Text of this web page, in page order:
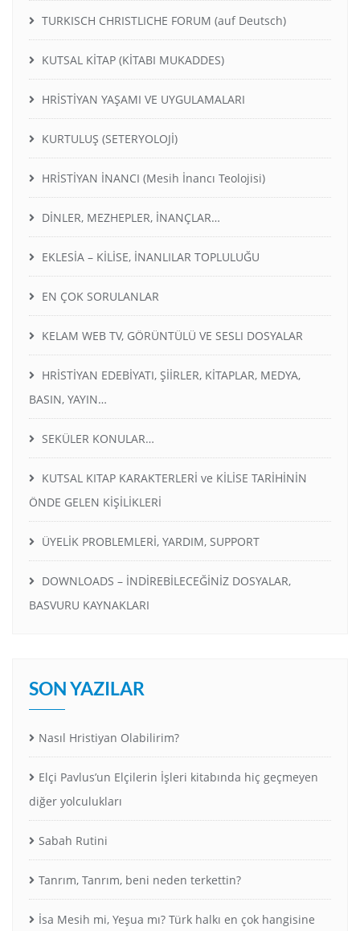
TURKISCH CHRISTLICHE FORUM (auf Deutsch)
KUTSAL KİTAP (KİTABI MUKADDES)
HRİSTİYAN YAŞAMI VE UYGULAMALARI
KURTULUŞ (SETERYOLOJİ)
HRİSTİYAN İNANCI (Mesih İnancı Teolojisi)
DİNLER, MEZHEPLER, İNANÇLAR…
EKLESİA – KİLİSE, İNANLILAR TOPLULUĞU
EN ÇOK SORULANLAR
KELAM WEB TV, GÖRÜNTÜLÜ VE SESLI DOSYALAR
HRİSTİYAN EDEBİYATI, ŞİİRLER, KİTAPLAR, MEDYA,
BASIN, YAYIN…
SEKÜLER KONULAR…
KUTSAL KITAP KARAKTERLERİ ve KİLİSE TARİHİNİN
ÖNDE GELEN KİŞİLİKLERİ
ÜYELİK PROBLEMLERİ, YARDIM, SUPPORT
DOWNLOADS – İNDİREBİLECEĞİNİZ DOSYALAR,
BASVURU KAYNAKLARI
SON YAZILAR
Nasıl Hristiyan Olabilirim?
Elçi Pavlus’un Elçilerin İşleri kitabında hiç geçmeyen
diğer yolculukları
Sabah Rutini
Tanrım, Tanrım, beni neden terkettin?
İsa Mesih mi, Yeşua mı? Türk halkı en çok hangisine